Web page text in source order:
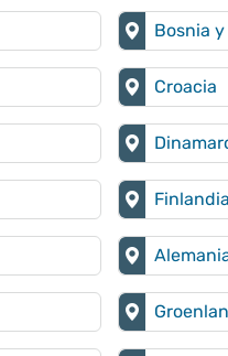
Bosnia
Croacia
Finlandia